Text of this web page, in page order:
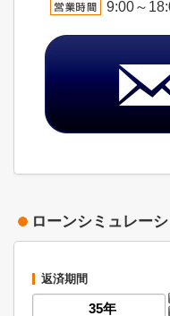
9:00～
ローンシミュレー
返済期間